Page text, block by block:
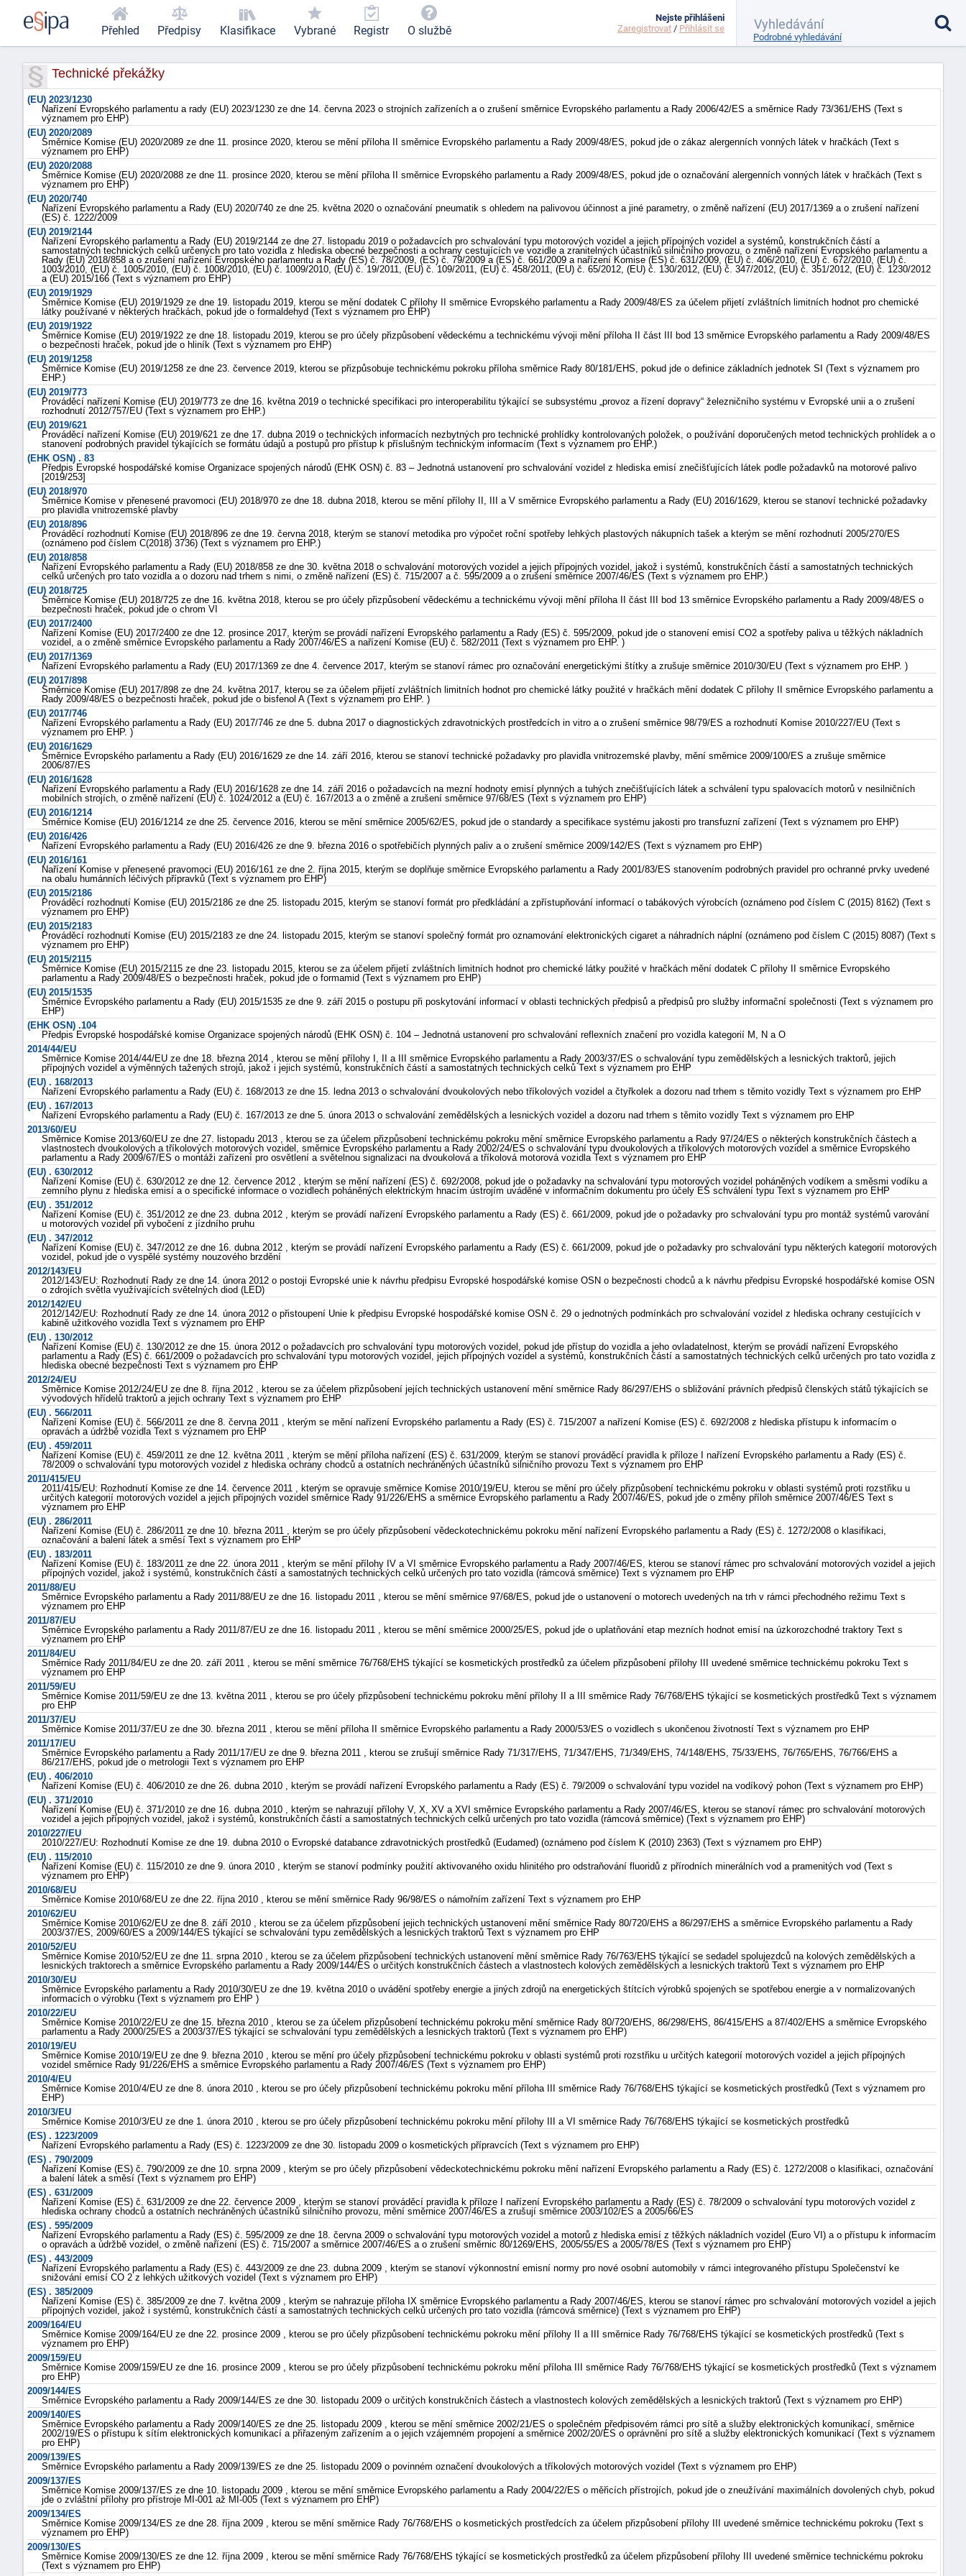
Technické překážky
(EU) 2023/1230
Nařízení Evropského parlamentu a rady (EU) 2023/1230 ze dne 14. června 2023 o strojních zařízeních a o zrušení směrnice Evropského parlamentu a Rady 2006/42/ES a směrnice Rady 73/361/EHS (Text s
významem pro EHP)
(EU) 2020/2089
Směrnice Komise (EU) 2020/2089 ze dne 11. prosince 2020, kterou se mění příloha II směrnice Evropského parlamentu a Rady 2009/48/ES, pokud jde o zákaz alergenních vonných látek v hračkách (Text s
významem pro EHP)
(EU) 2020/2088
Směrnice Komise (EU) 2020/2088 ze dne 11. prosince 2020, kterou se mění příloha II směrnice Evropského parlamentu a Rady 2009/48/ES, pokud jde o označování alergenních vonných látek v hračkách (Text s
významem pro EHP)
(EU) 2020/740
Nařízení Evropského parlamentu a Rady (EU) 2020/740 ze dne 25. května 2020 o označování pneumatik s ohledem na palivovou účinnost a jiné parametry, o změně nařízení (EU) 2017/1369 a o zrušení nařízení
(ES) č. 1222/2009
(EU) 2019/2144
Nařízení Evropského parlamentu a Rady (EU) 2019/2144 ze dne 27. listopadu 2019 o požadavcích pro schvalování typu motorových vozidel a jejich přípojných vozidel a systémů, konstrukčních částí a
samostatných technických celků určených pro tato vozidla z hlediska obecné bezpečnosti a ochrany cestujících ve vozidle a zranitelných účastníků silničního provozu, o změně nařízení Evropského parlamentu a
Rady (EU) 2018/858 a o zrušení nařízení Evropského parlamentu a Rady (ES) č. 78/2009, (ES) č. 79/2009 a (ES) č. 661/2009 a nařízení Komise (ES) č. 631/2009, (EU) č. 406/2010, (EU) č. 672/2010, (EU) č.
1003/2010, (EU) č. 1005/2010, (EU) č. 1008/2010, (EU) č. 1009/2010, (EU) č. 19/2011, (EU) č. 109/2011, (EU) č. 458/2011, (EU) č. 65/2012, (EU) č. 130/2012, (EU) č. 347/2012, (EU) č. 351/2012, (EU) č. 1230/2012
a (EU) 2015/166 (Text s významem pro EHP)
(EU) 2019/1929
Směrnice Komise (EU) 2019/1929 ze dne 19. listopadu 2019, kterou se mění dodatek C přílohy II směrnice Evropského parlamentu a Rady 2009/48/ES za účelem přijetí zvláštních limitních hodnot pro chemické
látky používané v některých hračkách, pokud jde o formaldehyd (Text s významem pro EHP)
(EU) 2019/1922
Směrnice Komise (EU) 2019/1922 ze dne 18. listopadu 2019, kterou se pro účely přizpůsobení vědeckému a technickému vývoji mění příloha II část III bod 13 směrnice Evropského parlamentu a Rady 2009/48/ES
o bezpečnosti hraček, pokud jde o hliník (Text s významem pro EHP)
(EU) 2019/1258
Směrnice Komise (EU) 2019/1258 ze dne 23. července 2019, kterou se přizpůsobuje technickému pokroku příloha směrnice Rady 80/181/EHS, pokud jde o definice základních jednotek SI (Text s významem pro
EHP.)
(EU) 2019/773
Prováděcí nařízení Komise (EU) 2019/773 ze dne 16. května 2019 o technické specifikaci pro interoperabilitu týkající se subsystému „provoz a řízení dopravy“ železničního systému v Evropské unii a o zrušení
rozhodnutí 2012/757/EU (Text s významem pro EHP.)
(EU) 2019/621
Prováděcí nařízení Komise (EU) 2019/621 ze dne 17. dubna 2019 o technických informacích nezbytných pro technické prohlídky kontrolovaných položek, o používání doporučených metod technických prohlídek a o
stanovení podrobných pravidel týkajících se formátu údajů a postupů pro přístup k příslušným technickým informacím (Text s významem pro EHP.)
(EHK OSN) . 83
Předpis Evropské hospodářské komise Organizace spojených národů (EHK OSN) č. 83 – Jednotná ustanovení pro schvalování vozidel z hlediska emisí znečišťujících látek podle požadavků na motorové palivo
[2019/253]
(EU) 2018/970
Směrnice Komise v přenesené pravomoci (EU) 2018/970 ze dne 18. dubna 2018, kterou se mění přílohy II, III a V směrnice Evropského parlamentu a Rady (EU) 2016/1629, kterou se stanoví technické požadavky
pro plavidla vnitrozemské plavby
(EU) 2018/896
Prováděcí rozhodnutí Komise (EU) 2018/896 ze dne 19. června 2018, kterým se stanoví metodika pro výpočet roční spotřeby lehkých plastových nákupních tašek a kterým se mění rozhodnutí 2005/270/ES
(oznámeno pod číslem C(2018) 3736) (Text s významem pro EHP.)
(EU) 2018/858
Nařízení Evropského parlamentu a Rady (EU) 2018/858 ze dne 30. května 2018 o schvalování motorových vozidel a jejich přípojných vozidel, jakož i systémů, konstrukčních částí a samostatných technických
celků určených pro tato vozidla a o dozoru nad trhem s nimi, o změně nařízení (ES) č. 715/2007 a č. 595/2009 a o zrušení směrnice 2007/46/ES (Text s významem pro EHP.)
(EU) 2018/725
Směrnice Komise (EU) 2018/725 ze dne 16. května 2018, kterou se pro účely přizpůsobení vědeckému a technickému vývoji mění příloha II část III bod 13 směrnice Evropského parlamentu a Rady 2009/48/ES o
bezpečnosti hraček, pokud jde o chrom VI
(EU) 2017/2400
Nařízení Komise (EU) 2017/2400 ze dne 12. prosince 2017, kterým se provádí nařízení Evropského parlamentu a Rady (ES) č. 595/2009, pokud jde o stanovení emisí CO2 a spotřeby paliva u těžkých nákladních
vozidel, a o změně směrnice Evropského parlamentu a Rady 2007/46/ES a nařízení Komise (EU) č. 582/2011 (Text s významem pro EHP. )
(EU) 2017/1369
Nařízení Evropského parlamentu a Rady (EU) 2017/1369 ze dne 4. července 2017, kterým se stanoví rámec pro označování energetickými štítky a zrušuje směrnice 2010/30/EU (Text s významem pro EHP. )
(EU) 2017/898
Směrnice Komise (EU) 2017/898 ze dne 24. května 2017, kterou se za účelem přijetí zvláštních limitních hodnot pro chemické látky použité v hračkách mění dodatek C přílohy II směrnice Evropského parlamentu a
Rady 2009/48/ES o bezpečnosti hraček, pokud jde o bisfenol A (Text s významem pro EHP. )
(EU) 2017/746
Nařízení Evropského parlamentu a Rady (EU) 2017/746 ze dne 5. dubna 2017 o diagnostických zdravotnických prostředcích in vitro a o zrušení směrnice 98/79/ES a rozhodnutí Komise 2010/227/EU (Text s
významem pro EHP. )
(EU) 2016/1629
Směrnice Evropského parlamentu a Rady (EU) 2016/1629 ze dne 14. září 2016, kterou se stanoví technické požadavky pro plavidla vnitrozemské plavby, mění směrnice 2009/100/ES a zrušuje směrnice
2006/87/ES
(EU) 2016/1628
Nařízení Evropského parlamentu a Rady (EU) 2016/1628 ze dne 14. září 2016 o požadavcích na mezní hodnoty emisí plynných a tuhých znečišťujících látek a schválení typu spalovacích motorů v nesilničních
mobilních strojích, o změně nařízení (EU) č. 1024/2012 a (EU) č. 167/2013 a o změně a zrušení směrnice 97/68/ES (Text s významem pro EHP)
(EU) 2016/1214
Směrnice Komise (EU) 2016/1214 ze dne 25. července 2016, kterou se mění směrnice 2005/62/ES, pokud jde o standardy a specifikace systému jakosti pro transfuzní zařízení (Text s významem pro EHP)
(EU) 2016/426
Nařízení Evropského parlamentu a Rady (EU) 2016/426 ze dne 9. března 2016 o spotřebičích plynných paliv a o zrušení směrnice 2009/142/ES (Text s významem pro EHP)
(EU) 2016/161
Nařízení Komise v přenesené pravomoci (EU) 2016/161 ze dne 2. října 2015, kterým se doplňuje směrnice Evropského parlamentu a Rady 2001/83/ES stanovením podrobných pravidel pro ochranné prvky uvedené
na obalu humánních léčivých přípravků (Text s významem pro EHP)
(EU) 2015/2186
Prováděcí rozhodnutí Komise (EU) 2015/2186 ze dne 25. listopadu 2015, kterým se stanoví formát pro předkládání a zpřístupňování informací o tabákových výrobcích (oznámeno pod číslem C (2015) 8162) (Text s
významem pro EHP)
(EU) 2015/2183
Prováděcí rozhodnutí Komise (EU) 2015/2183 ze dne 24. listopadu 2015, kterým se stanoví společný formát pro oznamování elektronických cigaret a náhradních náplní (oznámeno pod číslem C (2015) 8087) (Text s
významem pro EHP)
(EU) 2015/2115
Směrnice Komise (EU) 2015/2115 ze dne 23. listopadu 2015, kterou se za účelem přijetí zvláštních limitních hodnot pro chemické látky použité v hračkách mění dodatek C přílohy II směrnice Evropského
parlamentu a Rady 2009/48/ES o bezpečnosti hraček, pokud jde o formamid (Text s významem pro EHP)
(EU) 2015/1535
Směrnice Evropského parlamentu a Rady (EU) 2015/1535 ze dne 9. září 2015 o postupu při poskytování informací v oblasti technických předpisů a předpisů pro služby informační společnosti (Text s významem pro
EHP)
(EHK OSN) .104
Předpis Evropské hospodářské komise Organizace spojených národů (EHK OSN) č. 104 – Jednotná ustanovení pro schvalování reflexních značení pro vozidla kategorií M, N a O
2014/44/EU
Směrnice Komise 2014/44/EU ze dne 18. března 2014 , kterou se mění přílohy I, II a III směrnice Evropského parlamentu a Rady 2003/37/ES o schvalování typu zemědělských a lesnických traktorů, jejich
přípojných vozidel a výměnných tažených strojů, jakož i jejich systémů, konstrukčních částí a samostatných technických celků Text s významem pro EHP
(EU) . 168/2013
Nařízení Evropského parlamentu a Rady (EU) č. 168/2013 ze dne 15. ledna 2013 o schvalování dvoukolových nebo tříkolových vozidel a čtyřkolek a dozoru nad trhem s těmito vozidly Text s významem pro EHP
(EU) . 167/2013
Nařízení Evropského parlamentu a Rady (EU) č. 167/2013 ze dne 5. února 2013 o schvalování zemědělských a lesnických vozidel a dozoru nad trhem s těmito vozidly Text s významem pro EHP
2013/60/EU
Směrnice Komise 2013/60/EU ze dne 27. listopadu 2013 , kterou se za účelem přizpůsobení technickému pokroku mění směrnice Evropského parlamentu a Rady 97/24/ES o některých konstrukčních částech a
vlastnostech dvoukolových a tříkolových motorových vozidel, směrnice Evropského parlamentu a Rady 2002/24/ES o schvalování typu dvoukolových a tříkolových motorových vozidel a směrnice Evropského
parlamentu a Rady 2009/67/ES o montáži zařízení pro osvětlení a světelnou signalizaci na dvoukolová a tříkolová motorová vozidla Text s významem pro EHP
(EU) . 630/2012
Nařízení Komise (EU) č. 630/2012 ze dne 12. července 2012 , kterým se mění nařízení (ES) č. 692/2008, pokud jde o požadavky na schvalování typu motorových vozidel poháněných vodíkem a směsmi vodíku a
zemního plynu z hlediska emisí a o specifické informace o vozidlech poháněných elektrickým hnacím ústrojím uváděné v informačním dokumentu pro účely ES schválení typu Text s významem pro EHP
(EU) . 351/2012
Nařízení Komise (EU) č. 351/2012 ze dne 23. dubna 2012 , kterým se provádí nařízení Evropského parlamentu a Rady (ES) č. 661/2009, pokud jde o požadavky pro schvalování typu pro montáž systémů varování
u motorových vozidel při vybočení z jízdního pruhu
(EU) . 347/2012
Nařízení Komise (EU) č. 347/2012 ze dne 16. dubna 2012 , kterým se provádí nařízení Evropského parlamentu a Rady (ES) č. 661/2009, pokud jde o požadavky pro schvalování typu některých kategorií motorových
vozidel, pokud jde o vyspělé systémy nouzového brzdění
2012/143/EU
2012/143/EU: Rozhodnutí Rady ze dne 14. února 2012 o postoji Evropské unie k návrhu předpisu Evropské hospodářské komise OSN o bezpečnosti chodců a k návrhu předpisu Evropské hospodářské komise OSN
o zdrojích světla využívajících světelných diod (LED)
2012/142/EU
2012/142/EU: Rozhodnutí Rady ze dne 14. února 2012 o přistoupení Unie k předpisu Evropské hospodářské komise OSN č. 29 o jednotných podmínkách pro schvalování vozidel z hlediska ochrany cestujících v
kabině užitkového vozidla Text s významem pro EHP
(EU) . 130/2012
Nařízení Komise (EU) č. 130/2012 ze dne 15. února 2012 o požadavcích pro schvalování typu motorových vozidel, pokud jde přístup do vozidla a jeho ovladatelnost, kterým se provádí nařízení Evropského
parlamentu a Rady (ES) č. 661/2009 o požadavcích pro schvalování typu motorových vozidel, jejich přípojných vozidel a systémů, konstrukčních částí a samostatných technických celků určených pro tato vozidla z
hlediska obecné bezpečnosti Text s významem pro EHP
2012/24/EU
Směrnice Komise 2012/24/EU ze dne 8. října 2012 , kterou se za účelem přizpůsobení jejích technických ustanovení mění směrnice Rady 86/297/EHS o sbližování právních předpisů členských států týkajících se
vývodových hřídelů traktorů a jejich ochrany Text s významem pro EHP
(EU) . 566/2011
Nařízení Komise (EU) č. 566/2011 ze dne 8. června 2011 , kterým se mění nařízení Evropského parlamentu a Rady (ES) č. 715/2007 a nařízení Komise (ES) č. 692/2008 z hlediska přístupu k informacím o
opravách a údržbě vozidla Text s významem pro EHP
(EU) . 459/2011
Nařízení Komise (EU) č. 459/2011 ze dne 12. května 2011 , kterým se mění příloha nařízení (ES) č. 631/2009, kterým se stanoví prováděcí pravidla k příloze I nařízení Evropského parlamentu a Rady (ES) č.
78/2009 o schvalování typu motorových vozidel z hlediska ochrany chodců a ostatních nechráněných účastníků silničního provozu Text s významem pro EHP
2011/415/EU
2011/415/EU: Rozhodnutí Komise ze dne 14. července 2011 , kterým se opravuje směrnice Komise 2010/19/EU, kterou se mění pro účely přizpůsobení technickému pokroku v oblasti systémů proti rozstřiku u
určitých kategorií motorových vozidel a jejich přípojných vozidel směrnice Rady 91/226/EHS a směrnice Evropského parlamentu a Rady 2007/46/ES, pokud jde o změny příloh směrnice 2007/46/ES Text s
významem pro EHP
(EU) . 286/2011
Nařízení Komise (EU) č. 286/2011 ze dne 10. března 2011 , kterým se pro účely přizpůsobení vědeckotechnickému pokroku mění nařízení Evropského parlamentu a Rady (ES) č. 1272/2008 o klasifikaci,
označování a balení látek a směsí Text s významem pro EHP
(EU) . 183/2011
Nařízení Komise (EU) č. 183/2011 ze dne 22. února 2011 , kterým se mění přílohy IV a VI směrnice Evropského parlamentu a Rady 2007/46/ES, kterou se stanoví rámec pro schvalování motorových vozidel a jejich
přípojných vozidel, jakož i systémů, konstrukčních částí a samostatných technických celků určených pro tato vozidla (rámcová směrnice) Text s významem pro EHP
2011/88/EU
Směrnice Evropského parlamentu a Rady 2011/88/EU ze dne 16. listopadu 2011 , kterou se mění směrnice 97/68/ES, pokud jde o ustanovení o motorech uvedených na trh v rámci přechodného režimu Text s
významem pro EHP
2011/87/EU
Směrnice Evropského parlamentu a Rady 2011/87/EU ze dne 16. listopadu 2011 , kterou se mění směrnice 2000/25/ES, pokud jde o uplatňování etap mezních hodnot emisí na úzkorozchodné traktory Text s
významem pro EHP
2011/84/EU
Směrnice Rady 2011/84/EU ze dne 20. září 2011 , kterou se mění směrnice 76/768/EHS týkající se kosmetických prostředků za účelem přizpůsobení přílohy III uvedené směrnice technickému pokroku Text s
významem pro EHP
2011/59/EU
Směrnice Komise 2011/59/EU ze dne 13. května 2011 , kterou se pro účely přizpůsobení technickému pokroku mění přílohy II a III směrnice Rady 76/768/EHS týkající se kosmetických prostředků Text s významem
pro EHP
2011/37/EU
Směrnice Komise 2011/37/EU ze dne 30. března 2011 , kterou se mění příloha II směrnice Evropského parlamentu a Rady 2000/53/ES o vozidlech s ukončenou životností Text s významem pro EHP
2011/17/EU
Směrnice Evropského parlamentu a Rady 2011/17/EU ze dne 9. března 2011 , kterou se zrušují směrnice Rady 71/317/EHS, 71/347/EHS, 71/349/EHS, 74/148/EHS, 75/33/EHS, 76/765/EHS, 76/766/EHS a
86/217/EHS, pokud jde o metrologii Text s významem pro EHP
(EU) . 406/2010
Nařízení Komise (EU) č. 406/2010 ze dne 26. dubna 2010 , kterým se provádí nařízení Evropského parlamentu a Rady (ES) č. 79/2009 o schvalování typu vozidel na vodíkový pohon (Text s významem pro EHP)
(EU) . 371/2010
Nařízení Komise (EU) č. 371/2010 ze dne 16. dubna 2010 , kterým se nahrazují přílohy V, X, XV a XVI směrnice Evropského parlamentu a Rady 2007/46/ES, kterou se stanoví rámec pro schvalování motorových
vozidel a jejich přípojných vozidel, jakož i systémů, konstrukčních částí a samostatných technických celků určených pro tato vozidla (rámcová směrnice) (Text s významem pro EHP)
2010/227/EU
2010/227/EU: Rozhodnutí Komise ze dne 19. dubna 2010 o Evropské databance zdravotnických prostředků (Eudamed) (oznámeno pod číslem K (2010) 2363) (Text s významem pro EHP)
(EU) . 115/2010
Nařízení Komise (EU) č. 115/2010 ze dne 9. února 2010 , kterým se stanoví podmínky použití aktivovaného oxidu hlinitého pro odstraňování fluoridů z přírodních minerálních vod a pramenitých vod (Text s
významem pro EHP)
2010/68/EU
Směrnice Komise 2010/68/EU ze dne 22. října 2010 , kterou se mění směrnice Rady 96/98/ES o námořním zařízení Text s významem pro EHP
2010/62/EU
Směrnice Komise 2010/62/EU ze dne 8. září 2010 , kterou se za účelem přizpůsobení jejich technických ustanovení mění směrnice Rady 80/720/EHS a 86/297/EHS a směrnice Evropského parlamentu a Rady
2003/37/ES, 2009/60/ES a 2009/144/ES týkající se schvalování typu zemědělských a lesnických traktorů Text s významem pro EHP
2010/52/EU
Směrnice Komise 2010/52/EU ze dne 11. srpna 2010 , kterou se za účelem přizpůsobení technických ustanovení mění směrnice Rady 76/763/EHS týkající se sedadel spolujezdců na kolových zemědělských a
lesnických traktorech a směrnice Evropského parlamentu a Rady 2009/144/ES o určitých konstrukčních částech a vlastnostech kolových zemědělských a lesnických traktorů Text s významem pro EHP
2010/30/EU
Směrnice Evropského parlamentu a Rady 2010/30/EU ze dne 19. května 2010 o uvádění spotřeby energie a jiných zdrojů na energetických štítcích výrobků spojených se spotřebou energie a v normalizovaných
informacích o výrobku (Text s významem pro EHP )
2010/22/EU
Směrnice Komise 2010/22/EU ze dne 15. března 2010 , kterou se za účelem přizpůsobení technickému pokroku mění směrnice Rady 80/720/EHS, 86/298/EHS, 86/415/EHS a 87/402/EHS a směrnice Evropského
parlamentu a Rady 2000/25/ES a 2003/37/ES týkající se schvalování typu zemědělských a lesnických traktorů (Text s významem pro EHP)
2010/19/EU
Směrnice Komise 2010/19/EU ze dne 9. března 2010 , kterou se mění pro účely přizpůsobení technickému pokroku v oblasti systémů proti rozstřiku u určitých kategorií motorových vozidel a jejich přípojných
vozidel směrnice Rady 91/226/EHS a směrnice Evropského parlamentu a Rady 2007/46/ES (Text s významem pro EHP)
2010/4/EU
Směrnice Komise 2010/4/EU ze dne 8. února 2010 , kterou se pro účely přizpůsobení technickému pokroku mění příloha III směrnice Rady 76/768/EHS týkající se kosmetických prostředků (Text s významem pro
EHP)
2010/3/EU
Směrnice Komise 2010/3/EU ze dne 1. února 2010 , kterou se pro účely přizpůsobení technickému pokroku mění přílohy III a VI směrnice Rady 76/768/EHS týkající se kosmetických prostředků
(ES) . 1223/2009
Nařízení Evropského parlamentu a Rady (ES) č. 1223/2009 ze dne 30. listopadu 2009 o kosmetických přípravcích (Text s významem pro EHP)
(ES) . 790/2009
Nařízení Komise (ES) č. 790/2009 ze dne 10. srpna 2009 , kterým se pro účely přizpůsobení vědeckotechnickému pokroku mění nařízení Evropského parlamentu a Rady (ES) č. 1272/2008 o klasifikaci, označování
a balení látek a směsí (Text s významem pro EHP)
(ES) . 631/2009
Nařízení Komise (ES) č. 631/2009 ze dne 22. července 2009 , kterým se stanoví prováděcí pravidla k příloze I nařízení Evropského parlamentu a Rady (ES) č. 78/2009 o schvalování typu motorových vozidel z
hlediska ochrany chodců a ostatních nechráněných účastníků silničního provozu, mění směrnice 2007/46/ES a zrušují směrnice 2003/102/ES a 2005/66/ES
(ES) . 595/2009
Nařízení Evropského parlamentu a Rady (ES) č. 595/2009 ze dne 18. června 2009 o schvalování typu motorových vozidel a motorů z hlediska emisí z těžkých nákladních vozidel (Euro VI) a o přístupu k informacím
o opravách a údržbě vozidel, o změně nařízení (ES) č. 715/2007 a směrnice 2007/46/ES a o zrušení směrnic 80/1269/EHS, 2005/55/ES a 2005/78/ES (Text s významem pro EHP)
(ES) . 443/2009
Nařízení Evropského parlamentu a Rady (ES) č. 443/2009 ze dne 23. dubna 2009 , kterým se stanoví výkonnostní emisní normy pro nové osobní automobily v rámci integrovaného přístupu Společenství ke
snižování emisí CO 2 z lehkých užitkových vozidel (Text s významem pro EHP)
(ES) . 385/2009
Nařízení Komise (ES) č. 385/2009 ze dne 7. května 2009 , kterým se nahrazuje příloha IX směrnice Evropského parlamentu a Rady 2007/46/ES, kterou se stanoví rámec pro schvalování motorových vozidel a jejich
přípojných vozidel, jakož i systémů, konstrukčních částí a samostatných technických celků určených pro tato vozidla (rámcová směrnice) (Text s významem pro EHP)
2009/164/EU
Směrnice Komise 2009/164/EU ze dne 22. prosince 2009 , kterou se pro účely přizpůsobení technickému pokroku mění přílohy II a III směrnice Rady 76/768/EHS týkající se kosmetických prostředků (Text s
významem pro EHP)
2009/159/EU
Směrnice Komise 2009/159/EU ze dne 16. prosince 2009 , kterou se pro účely přizpůsobení technickému pokroku mění příloha III směrnice Rady 76/768/EHS týkající se kosmetických prostředků (Text s významem
pro EHP)
2009/144/ES
Směrnice Evropského parlamentu a Rady 2009/144/ES ze dne 30. listopadu 2009 o určitých konstrukčních částech a vlastnostech kolových zemědělských a lesnických traktorů (Text s významem pro EHP)
2009/140/ES
Směrnice Evropského parlamentu a Rady 2009/140/ES ze dne 25. listopadu 2009 , kterou se mění směrnice 2002/21/ES o společném předpisovém rámci pro sítě a služby elektronických komunikací, směrnice
2002/19/ES o přístupu k sítím elektronických komunikací a přiřazeným zařízením a o jejich vzájemném propojení a směrnice 2002/20/ES o oprávnění pro sítě a služby elektronických komunikací (Text s významem
pro EHP)
2009/139/ES
Směrnice Evropského parlamentu a Rady 2009/139/ES ze dne 25. listopadu 2009 o povinném označení dvoukolových a tříkolových motorových vozidel (Text s významem pro EHP)
2009/137/ES
Směrnice Komise 2009/137/ES ze dne 10. listopadu 2009 , kterou se mění směrnice Evropského parlamentu a Rady 2004/22/ES o měřicích přístrojích, pokud jde o zneužívání maximálních dovolených chyb, pokud
jde o zvláštní přílohy pro přístroje MI-001 až MI-005 (Text s významem pro EHP)
2009/134/ES
Směrnice Komise 2009/134/ES ze dne 28. října 2009 , kterou se mění směrnice Rady 76/768/EHS o kosmetických prostředcích za účelem přizpůsobení přílohy III uvedené směrnice technickému pokroku (Text s
významem pro EHP)
2009/130/ES
Směrnice Komise 2009/130/ES ze dne 12. října 2009 , kterou se mění směrnice Rady 76/768/EHS týkající se kosmetických prostředků za účelem přizpůsobení přílohy III uvedené směrnice technickému pokroku
(Text s významem pro EHP)
Přehled Předpisy Klasifikace Vybrané Registr O službě
Nejste přihlášeni
Zaregistrovat / Přihlásit se
Podrobné vyhledávání